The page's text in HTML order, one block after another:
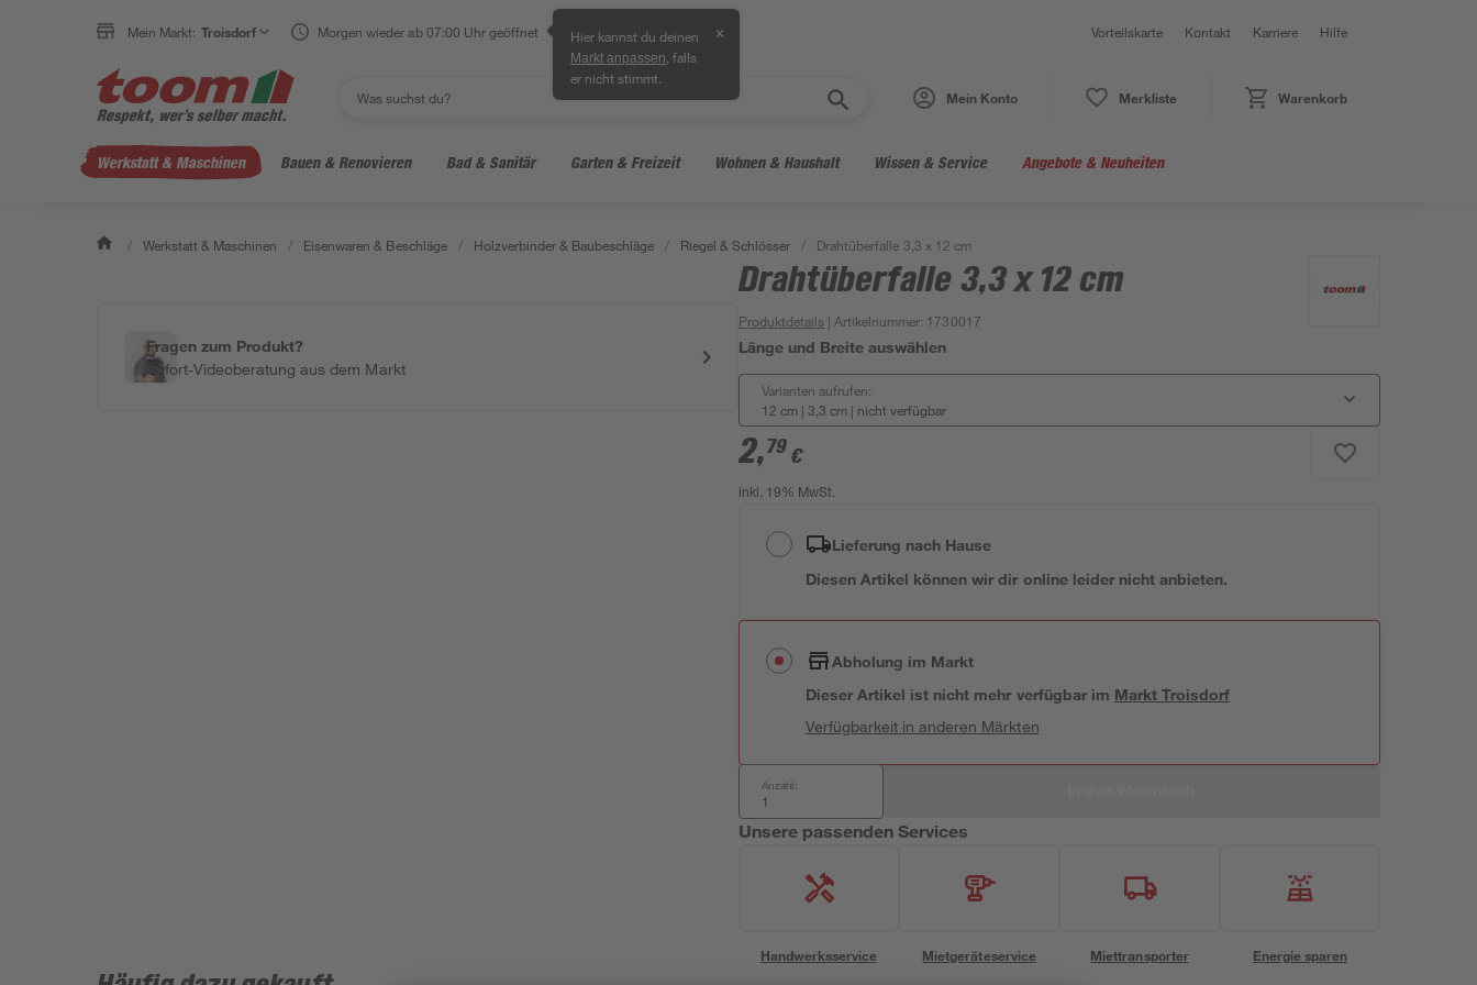
Mein Markt: Troisdorf Morgen wieder ab 07:00 Uhr geöffnet Hier kannst du deinen
Markt anpassen , falls
er nicht stimmt.
✕ Vorteilskarte Kontakt Karriere Hilfe
Mein Konto Merkliste Warenkorb
Werkstatt & Maschinen Bauen & Renovieren Bad & Sanitär Garten & Freizeit Wohnen & Haushalt Wissen & Service Angebote & Neuheiten
/ Werkstatt & Maschinen / Eisenwaren & Beschläge / Holzverbinder & Baubeschläge / Riegel & Schlösser / Drahtüberfalle 3,3 x 12 cm
Fragen zum Produkt?
Sofort-Videoberatung aus dem Markt
Drahtüberfalle 3,3 x 12 cm
Produktdetails | Artikelnummer: 1730017
Länge und Breite auswählen
Varianten aufrufen:
12 cm | 3,3 cm | nicht verfügbar
2,79 €
inkl. 19% MwSt.
Lieferung nach Hause
Diesen Artikel können wir dir online leider nicht anbieten.
Abholung im Markt
Dieser Artikel ist nicht mehr verfügbar im Markt Troisdorf
Verfügbarkeit in anderen Märkten
Anzahl:
Unsere passenden Services
Handwerksservice Mietgeräteservice Miettransporter Energie sparen